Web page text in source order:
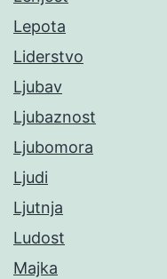
Lepota
Liderstvo
Ljubav
Ljubaznost
Ljubomora
Ljudi
Ljutnja
Ludost
Majka